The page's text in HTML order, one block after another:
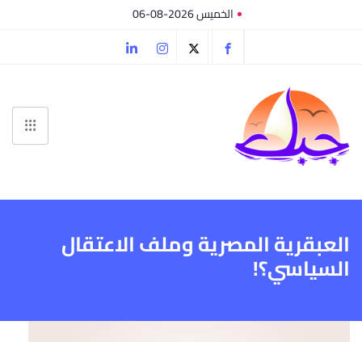
الخميس 2026-08-06
العبقرية المصرية وملف الاعتقال
السياسي؟!